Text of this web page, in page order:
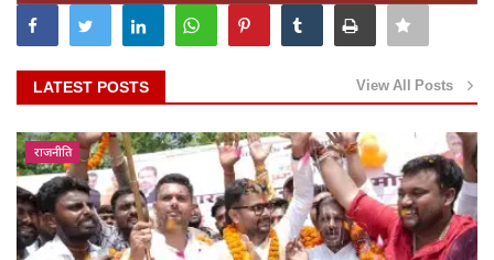
LATEST POSTS View All Posts
राजनीति